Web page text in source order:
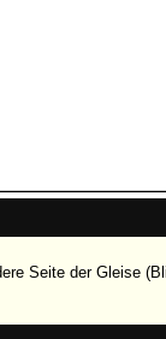
Seite der Gleise